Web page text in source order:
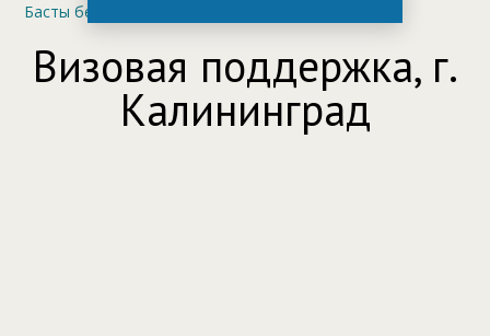
Басты бет
Визовая поддержка, г.
Калининград